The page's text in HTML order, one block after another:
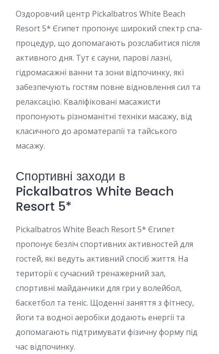
Оздоровчий центр Pickalbatros White Beach
Resort 5* Єгипет пропонує широкий спектр спа-
процедур, що допомагають розслабитися після
активного дня. Тут є сауни, парові лазні,
гідромасажні ванни та зони відпочинку, які
забезпечують гостям повне відновлення сил та
релаксацію. Кваліфіковані масажисти
пропонують різноманітні техніки масажу, від
класичного до ароматерапії та тайського
масажу.
Спортивні заходи в
Pickalbatros White Beach
Resort 5*
Pickalbatros White Beach Resort 5* Єгипет
пропонує безліч спортивних активностей для
гостей, які ведуть активний спосіб життя. На
території є сучасний тренажерний зал,
спортивні майданчики для гри у волейбол,
баскетбол та теніс. Щоденні заняття з фітнесу,
йоги та водної аеробіки додають енергії та
допомагають підтримувати фізичну форму під
час відпочинку.